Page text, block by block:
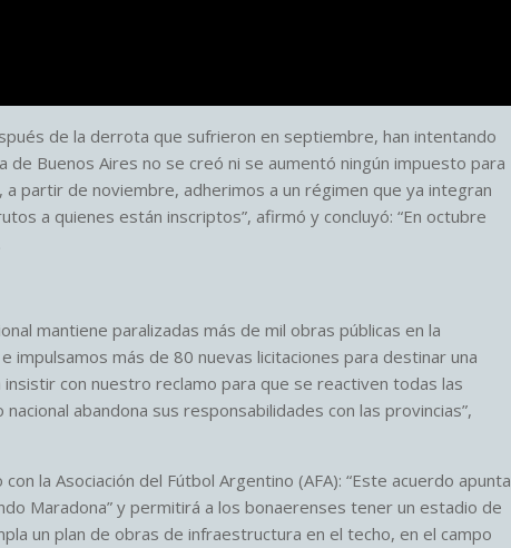
de la derrota que sufrieron en septiembre, han intentando
de Buenos Aires no se creó ni se aumentó ningún impuesto para
a partir de noviembre, adherimos a un régimen que ya integran
a quienes están inscriptos”, afirmó y concluyó: “En octubre
mantiene paralizadas más de mil obras públicas en la
más de 80 nuevas licitaciones para destinar una
con nuestro reclamo para que se reactiven todas las
abandona sus responsabilidades con las provincias”,
la Asociación del Fútbol Argentino (AFA): “Este acuerdo apunta
Maradona” y permitirá a los bonaerenses tener un estadio de
un plan de obras de infraestructura en el techo, en el campo